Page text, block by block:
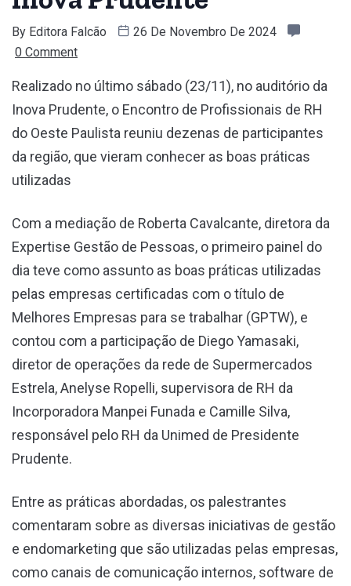
By Editora Falcão
26 De Novembro De 2024
0 Comment
Realizado no último sábado (23/11), no auditório da
Inova Prudente, o Encontro de Profissionais de RH
do Oeste Paulista reuniu dezenas de participantes
da região, que vieram conhecer as boas práticas
utilizadas
Com a mediação de Roberta Cavalcante, diretora da
Expertise Gestão de Pessoas, o primeiro painel do
dia teve como assunto as boas práticas utilizadas
pelas empresas certificadas com o título de
Melhores Empresas para se trabalhar (GPTW), e
contou com a participação de Diego Yamasaki,
diretor de operações da rede de Supermercados
Estrela, Anelyse Ropelli, supervisora de RH da
Incorporadora Manpei Funada e Camille Silva,
responsável pelo RH da Unimed de Presidente
Prudente.
Entre as práticas abordadas, os palestrantes
comentaram sobre as diversas iniciativas de gestão
e endomarketing que são utilizadas pelas empresas,
como canais de comunicação internos, software de